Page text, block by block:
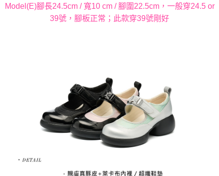
Model(E)腳長24.5cm / 寬10 cm / 腳圍22.5cm，一般穿24.5 or
39號，腳板正常；此款穿39號剛好